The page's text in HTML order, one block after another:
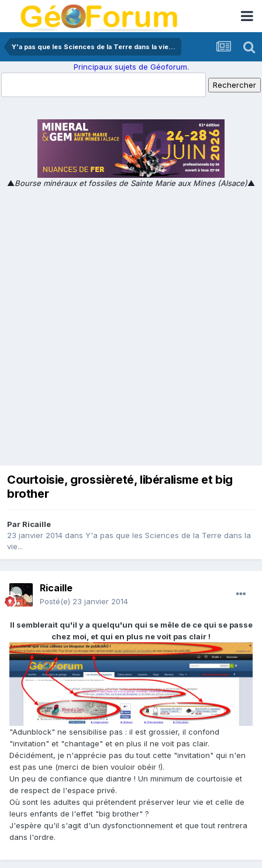
Y'a pas que les Sciences de la Terre dans la vie...
Principaux sujets de Géoforum.
▲Bourse minéraux et fossiles de Sainte Marie aux Mines (Alsace)▲
Courtoisie, grossièreté, libéralisme et big
brother
Par Ricaille
23 janvier 2014 dans Y'a pas que les Sciences de la Terre dans la
vie...
Ricaille
Posté(e) 23 janvier 2014
Il semblerait qu'il y a quelqu'un qui se mêle de ce qui se passe
chez moi, et qui en plus ne voit pas clair !
"Adunblock" ne sensibilise pas : il est grossier, il confond
"invitation" et "chantage" et en plus il ne voit pas clair.
Décidément, je n'apprécie pas du tout cette "invitation" qui n'en
est pas une (merci de bien vouloir obéir !).
Un peu de confiance que diantre ! Un minimum de courtoisie et
de respect de l'espace privé.
Où sont les adultes qui prétendent préserver leur vie et celle de
leurs enfants de l'effet "big brother" ?
J'espère qu'il s'agit d'un dysfonctionnement et que tout rentrera
dans l'ordre.